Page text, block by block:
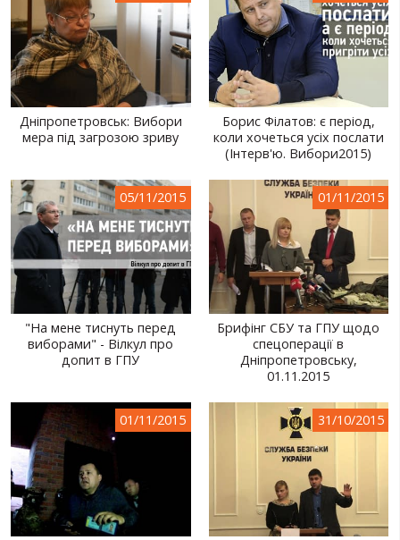
Дніпропетровськ: Вибори
мера під загрозою зриву
Борис Філатов: є період,
коли хочеться усіх послати
(Інтерв'ю. Вибори2015)
05/11/2015
"На мене тиснуть перед
виборами" - Вілкул про
допит в ГПУ
01/11/2015
Брифінг СБУ та ГПУ щодо
спецоперації в
Дніпропетровську,
01.11.2015
01/11/2015 31/10/2015